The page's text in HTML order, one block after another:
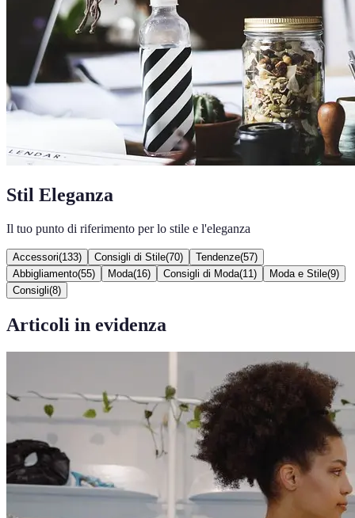
Stil Eleganza
Il tuo punto di riferimento per lo stile e l'eleganza
Accessori(133) Consigli di Stile(70) Tendenze(57)
Abbigliamento(55) Moda(16) Consigli di Moda(11 ) Moda e Stile(9)
Consigli(8)
Articoli in evidenza